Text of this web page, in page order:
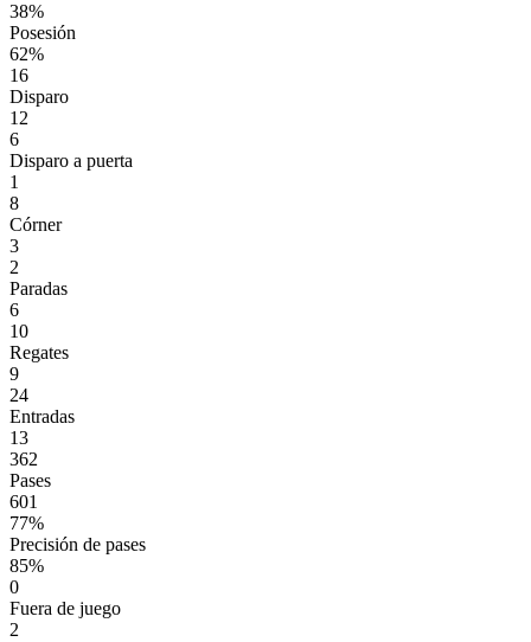
38%
Posesión
62%
16
Disparo
12
6
Disparo a puerta
1
8
Córner
3
2
Paradas
6
10
Regates
9
24
Entradas
13
362
Pases
601
77%
Precisión de pases
85%
0
Fuera de juego
2